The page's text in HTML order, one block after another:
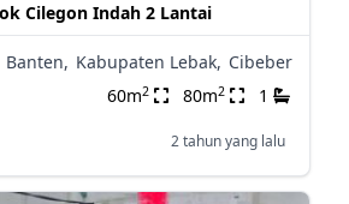
Cilegon Indah 2 Lantai
Banten, Kabupaten Lebak, Cibeber
60m2 80m2 1
2 tahun yang lalu